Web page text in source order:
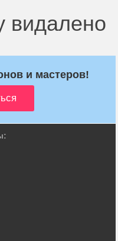
видалено
и мастеров!